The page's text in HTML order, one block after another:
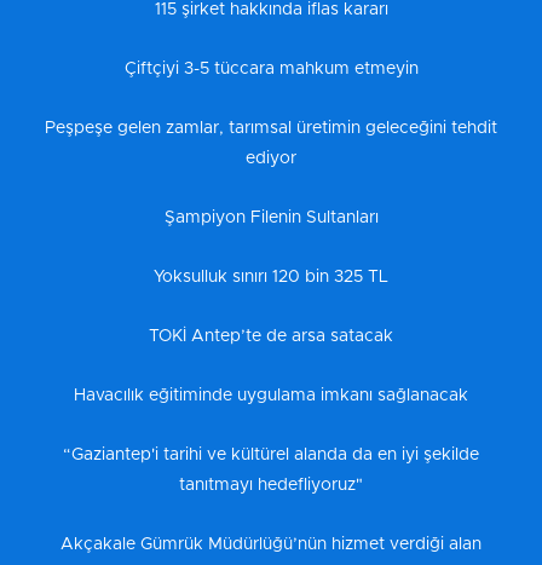
115 şirket hakkında iflas kararı
Çiftçiyi 3-5 tüccara mahkum etmeyin
Peşpeşe gelen zamlar, tarımsal üretimin geleceğini tehdit
ediyor
Şampiyon Filenin Sultanları
Yoksulluk sınırı 120 bin 325 TL
TOKİ Antep’te de arsa satacak
Havacılık eğitiminde uygulama imkanı sağlanacak
“Gaziantep'i tarihi ve kültürel alanda da en iyi şekilde
tanıtmayı hedefliyoruz"
Akçakale Gümrük Müdürlüğü’nün hizmet verdiği alan